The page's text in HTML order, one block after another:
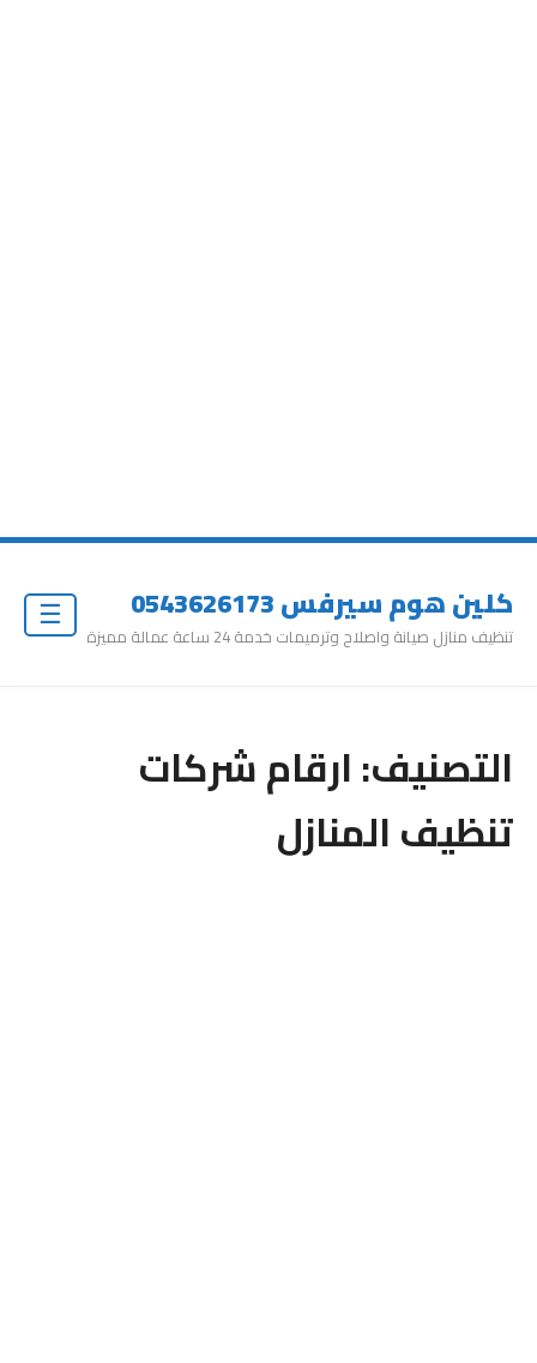
كلين هوم سيرفس 0543626173
تنظيف منازل صيانة واصلاح وترميمات خدمة 24 ساعة عمالة مميزة
التصنيف:ارقام شركات
تنظيف المنازل